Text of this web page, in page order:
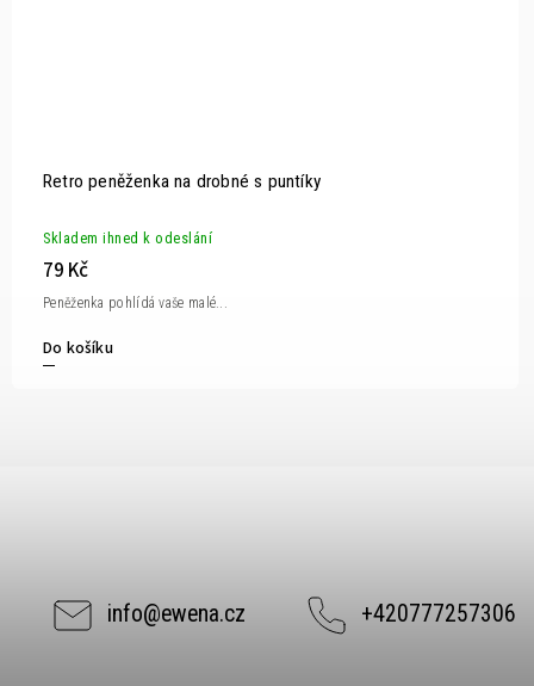
Retro peněženka na drobné s puntíky
Skladem ihned k odeslání
79 Kč
Do košíku
Peněženka pohlídá vaše malé...
info@ewena.cz +420777257306